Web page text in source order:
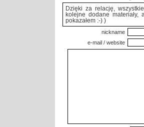
Dzięki za relację,
kolejne dodane
pokazałem :-) )
nickname
e-mail / website